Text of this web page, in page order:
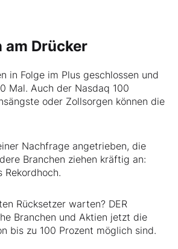
am Drücker
in Folge im Plus geschlossen und
Mal. Auch der Nasdaq 100
oder Zollsorgen können die
Nachfrage angetrieben, die
Branchen ziehen kräftig an:
Rücksetzer warten? DER
Branchen und Aktien jetzt die
bis zu 100 Prozent möglich sind.